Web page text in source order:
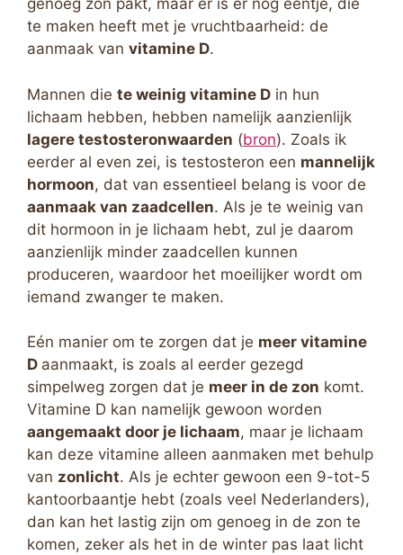
genoeg zon pakt, maar er is er nog eentje, die
te maken heeft met je vruchtbaarheid: de
aanmaak van vitamine D.
Mannen die te weinig vitamine D in hun
lichaam hebben, hebben namelijk aanzienlijk
lagere testosteronwaarden (bron). Zoals ik
eerder al even zei, is testosteron een mannelijk
hormoon, dat van essentieel belang is voor de
aanmaak van zaadcellen. Als je te weinig van
dit hormoon in je lichaam hebt, zul je daarom
aanzienlijk minder zaadcellen kunnen
produceren, waardoor het moeilijker wordt om
iemand zwanger te maken.
Eén manier om te zorgen dat je meer vitamine
D aanmaakt, is zoals al eerder gezegd
simpelweg zorgen dat je meer in de zon komt.
Vitamine D kan namelijk gewoon worden
aangemaakt door je lichaam, maar je lichaam
kan deze vitamine alleen aanmaken met behulp
van zonlicht. Als je echter gewoon een 9-tot-5
kantoorbaantje hebt (zoals veel Nederlanders),
dan kan het lastig zijn om genoeg in de zon te
komen, zeker als het in de winter pas laat licht